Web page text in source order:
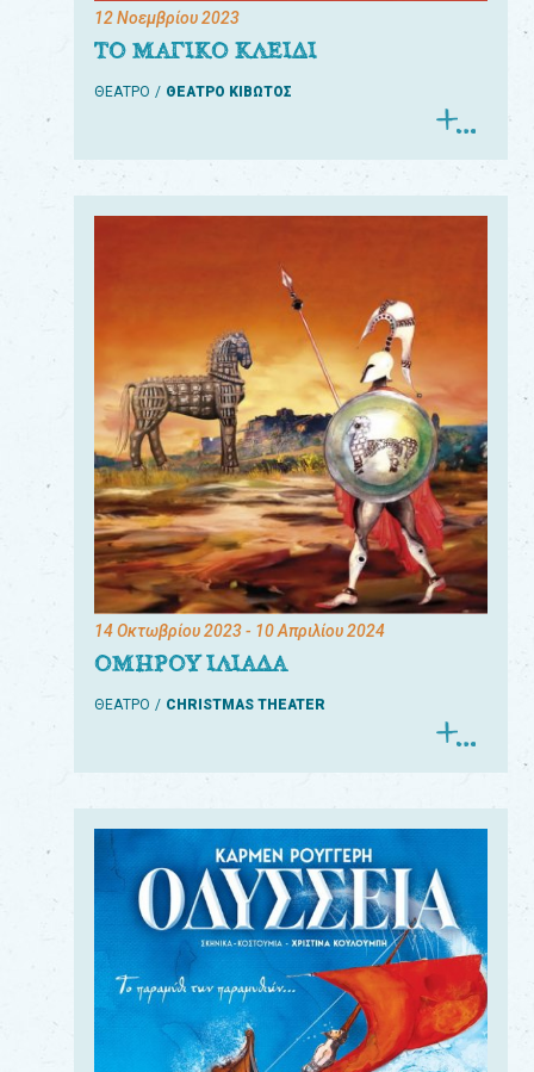
12 Νοεμβρίου 2023
ΤΟ ΜΑΓΙΚΟ ΚΛΕΙΔΙ
ΘΕΑΤΡΟ ΘΕΑΤΡΟ ΚΙΒΩΤΟΣ
14 Οκτωβρίου 2023- 10 Απριλίου 2024
ΟΜΗΡΟΥ ΙΛΙΑΔΑ
ΘΕΑΤΡΟ CHRISTMAS THEATER